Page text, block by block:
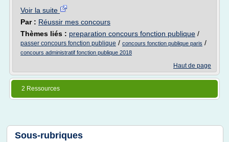
Voir la suite
Par : Réussir mes concours
Thèmes liés : preparation concours fonction publique /
passer concours fonction publique / concours fonction publique paris /
concours administratif fonction publique 2018
Haut de page
2 Ressources
Sous-rubriques